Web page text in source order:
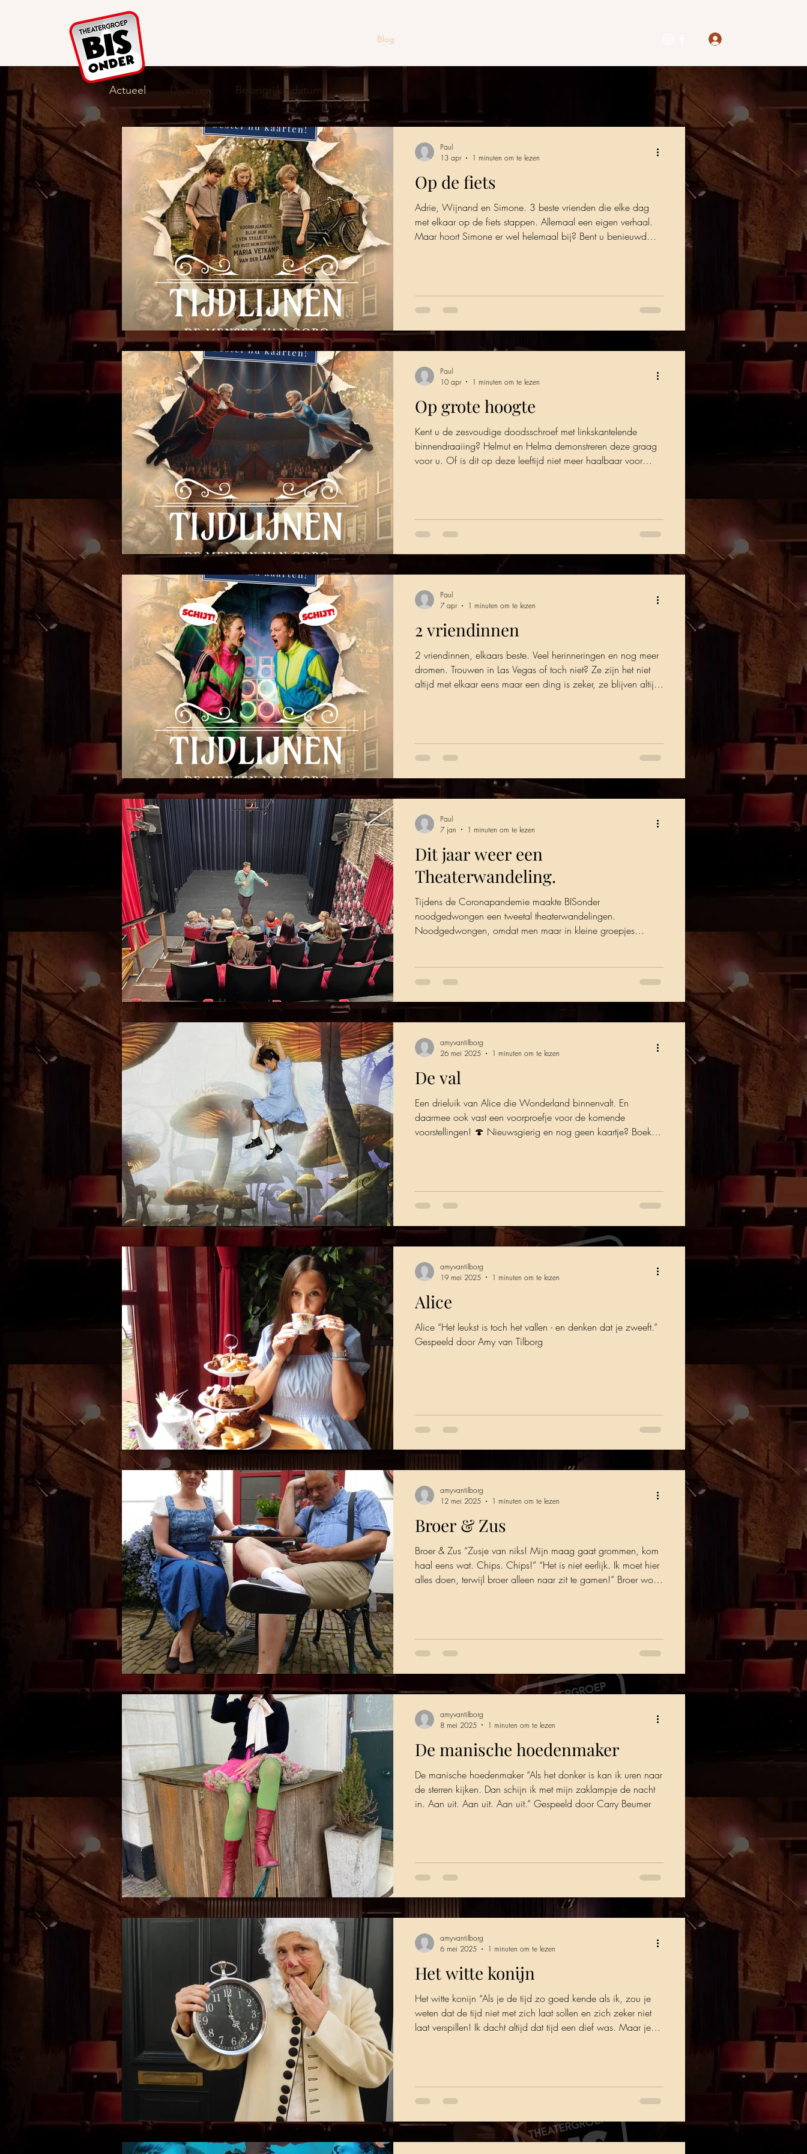
Blog
Actueel Diversen Belangrijke datums
Op de fiets
Adrie, Wijnand en Simone. 3 beste vrienden die elke dag
met elkaar op de fiets stappen. Allemaal een eigen verhaal.
Maar hoort Simone er wel helemaal bij? Bent u benieuwd
Paul
13 apr
1 minuten om te lezen
Op grote hoogte
Kent u de zesvoudige doodsschroef met linkskantelende
binnendraaiing? Helmut en Helma demonstreren deze graag
voor u. Of is dit op deze leeftijd niet meer haalbaar voor
uur
Paul
10 apr
1 minuten om te lezen
2 vriendinnen
2 vriendinnen, elkaars beste. Veel herinneringen en nog meer
dromen. Trouwen in Las Vegas of toch niet? Ze zijn het niet
altijd met elkaar eens maar een ding is zeker, ze blijven altijd
uur
Paul
7 apr
1 minuten om te lezen
Dit jaar weer een
Theaterwandeling.
Tijdens de Coronapandemie maakte BISonder
noodgedwongen een tweetal theaterwandelingen.
Noodgedwongen, omdat men maar in kleine groepjes
verschillende scènes. Deze invulling werd erg goed ontvangen
door zowel publiek als de spelers zelf. Het was al langer de
Paul
7 jan
1 minuten om te lezen
De val
Een drieluik van Alice die Wonderland binnenvalt. En
daarmee ook vast een voorproefje voor de komende
voorstellingen! 🍄 Nieuwsgierig en nog geen kaartje? Boek
amyvantilborg
26 mei 2025
1 minuten om te lezen
Alice
Alice “Het leukst is toch het vallen - en denken dat je zweeft.”
Gespeeld door Amy van Tilborg
amyvantilborg
19 mei 2025
1 minuten om te lezen
Broer & Zus
Broer & Zus “Zusje van niks! Mijn maag gaat grommen, kom
haal eens wat. Chips. Chips!” “Het is niet eerlijk. Ik moet hier
alles doen, terwijl broer alleen naar zit te gamen!” Broer wordt
amyvantilborg
12 mei 2025
1 minuten om te lezen
De manische hoedenmaker
De manische hoedenmaker “Als het donker is kan ik uren naar
de sterren kijken. Dan schijn ik met mijn zaklampje de nacht
in. Aan uit. Aan uit. Aan uit.” Gespeeld door Carry Beumer
amyvantilborg
8 mei 2025
1 minuten om te lezen
Het witte konijn
Het witte konijn “Als je de tijd zo goed kende als ik, zou je
weten dat de tijd niet met zich laat sollen en zich zeker niet
laat verspillen! Ik dacht altijd dat tijd een dief was. Maar je
amyvantilborg
6 mei 2025
1 minuten om te lezen